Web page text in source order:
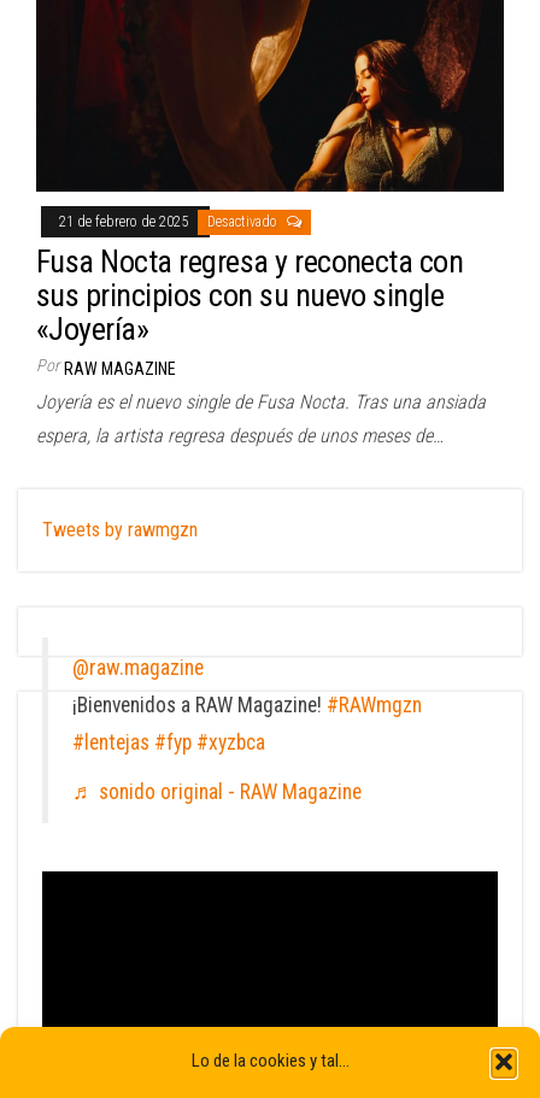
Lo de la cookies y tal...
21 de febrero de 2025 Desactivado
Fusa Nocta regresa y reconecta con
sus principios con su nuevo single
«Joyería»
Por RAW MAGAZINE
Joyería es el nuevo single de Fusa Nocta. Tras una ansiada
espera, la artista regresa después de unos meses de…
Tweets by rawmgzn
@raw.magazine
¡Bienvenidos a RAW Magazine! #RAWmgzn
#lentejas #fyp #xyzbca
♬ sonido original - RAW Magazine